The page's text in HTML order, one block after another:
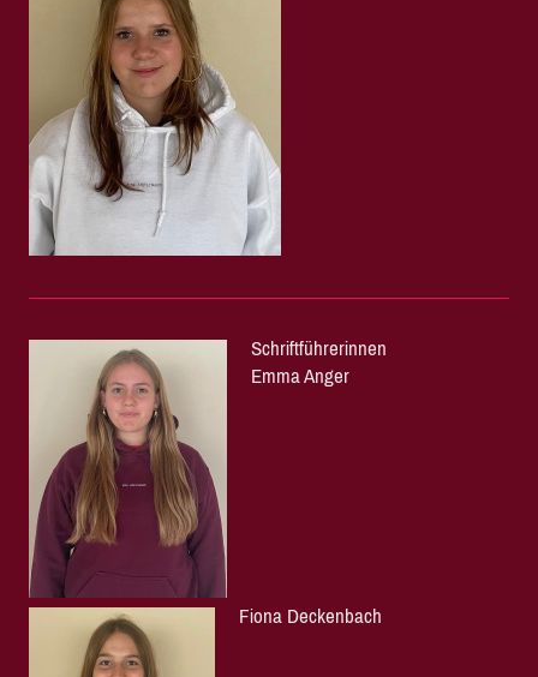
Schriftführerinnen
Emma Anger
Fiona Deckenbach